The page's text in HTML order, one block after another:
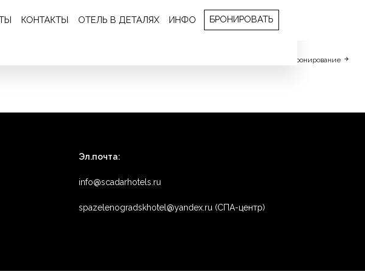
КОНТАКТЫ ОТЕЛЬ В ДЕТАЛЯХ ИНФО БРОНИРОВАТЬ
Бронирование
завтраки, в ресторане великолепное меню!!!
Эл.почта:
info@scadarhotels.ru
spazelenogradskhotel@yandex.ru (СПА-центр)